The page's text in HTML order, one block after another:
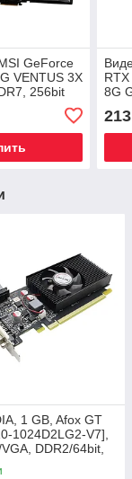
GeForce
VENTUS 3X
256bit
(G5080-
8G
1 GB, Afox GT
1024D2LG2-V7],
DDR2/64bit,